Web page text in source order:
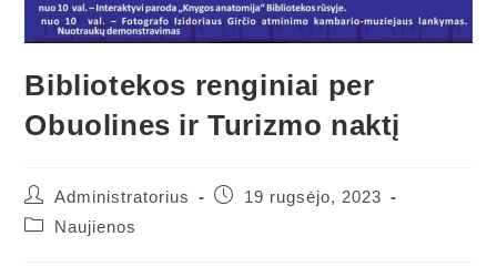
Bibliotekos renginiai per
Obuolines ir Turizmo naktį
Administratorius
19 rugsėjo, 2023
Naujienos